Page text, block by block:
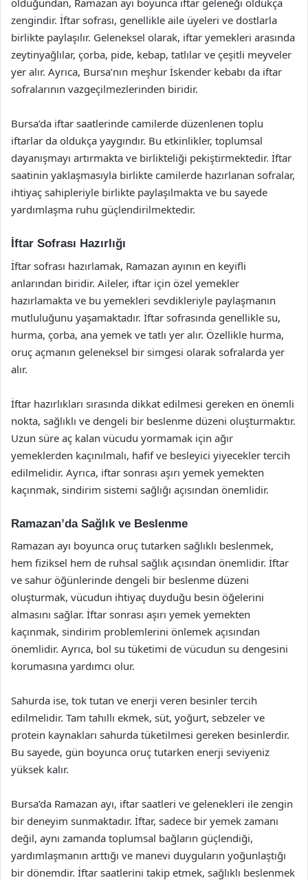
olduğundan, Ramazan ayı boyunca iftar geleneği oldukça
zengindir. İftar sofrası, genellikle aile üyeleri ve dostlarla
birlikte paylaşılır. Geleneksel olarak, iftar yemekleri arasında
zeytinyağlılar, çorba, pide, kebap, tatlılar ve çeşitli meyveler
yer alır. Ayrıca, Bursa’nın meşhur İskender kebabı da iftar
sofralarının vazgeçilmezlerinden biridir.
Bursa’da iftar saatlerinde camilerde düzenlenen toplu
iftarlar da oldukça yaygındır. Bu etkinlikler, toplumsal
dayanışmayı artırmakta ve birlikteliği pekiştirmektedir. İftar
saatinin yaklaşmasıyla birlikte camilerde hazırlanan sofralar,
ihtiyaç sahipleriyle birlikte paylaşılmakta ve bu sayede
yardımlaşma ruhu güçlendirilmektedir.
İftar Sofrası Hazırlığı
İftar sofrası hazırlamak, Ramazan ayının en keyifli
anlarından biridir. Aileler, iftar için özel yemekler
hazırlamakta ve bu yemekleri sevdikleriyle paylaşmanın
mutluluğunu yaşamaktadır. İftar sofrasında genellikle su,
hurma, çorba, ana yemek ve tatlı yer alır. Özellikle hurma,
oruç açmanın geleneksel bir simgesi olarak sofralarda yer
alır.
İftar hazırlıkları sırasında dikkat edilmesi gereken en önemli
nokta, sağlıklı ve dengeli bir beslenme düzeni oluşturmaktır.
Uzun süre aç kalan vücudu yormamak için ağır
yemeklerden kaçınılmalı, hafif ve besleyici yiyecekler tercih
edilmelidir. Ayrıca, iftar sonrası aşırı yemek yemekten
kaçınmak, sindirim sistemi sağlığı açısından önemlidir.
Ramazan’da Sağlık ve Beslenme
Ramazan ayı boyunca oruç tutarken sağlıklı beslenmek,
hem fiziksel hem de ruhsal sağlık açısından önemlidir. İftar
ve sahur öğünlerinde dengeli bir beslenme düzeni
oluşturmak, vücudun ihtiyaç duyduğu besin öğelerini
almasını sağlar. İftar sonrası aşırı yemek yemekten
kaçınmak, sindirim problemlerini önlemek açısından
önemlidir. Ayrıca, bol su tüketimi de vücudun su dengesini
korumasına yardımcı olur.
Sahurda ise, tok tutan ve enerji veren besinler tercih
edilmelidir. Tam tahıllı ekmek, süt, yoğurt, sebzeler ve
protein kaynakları sahurda tüketilmesi gereken besinlerdir.
Bu sayede, gün boyunca oruç tutarken enerji seviyeniz
yüksek kalır.
Bursa’da Ramazan ayı, iftar saatleri ve gelenekleri ile zengin
bir deneyim sunmaktadır. İftar, sadece bir yemek zamanı
değil, aynı zamanda toplumsal bağların güçlendiği,
yardımlaşmanın arttığı ve manevi duyguların yoğunlaştığı
bir dönemdir. İftar saatlerini takip etmek, sağlıklı beslenmek